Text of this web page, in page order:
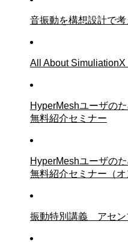
音振動を構想設計で
All About
HyperMeshユーザの
無料紹介セミナー
HyperMeshユーザの
無料紹介セミナー（オ
振動特別講義 アセン